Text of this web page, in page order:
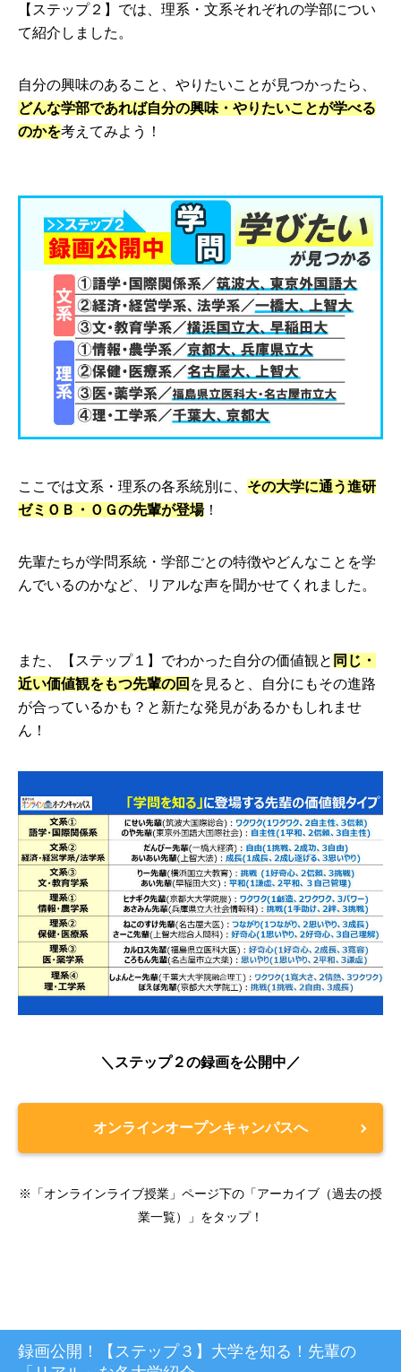
【ステップ２】では、理系・文系それぞれの学部につい
て紹介しました。
自分の興味のあること、やりたいことが見つかったら、
どんな学部であれば自分の興味・やりたいことが学べる
のかを考えてみよう！
ここでは文系・理系の各系統別に、 その大学に通う進研
ゼミＯＢ・ＯＧの先輩が登場！
先輩たちが学問系統・学部ごとの特徴やどんなことを学
んでいるのかなど、リアルな声を聞かせてくれました。
また、【ステップ１】でわかった自分の価値観と 同じ・
近い価値観をもつ先輩の回 を見ると、自分にもその進路
が合っているかも？と新たな発見があるかもしれませ
ん！
＼ステップ２の録画を公開中／
オンラインオープンキャンパスへ
※「オンラインライブ授業」ページ下の「アーカイブ（過去の授
業一覧）」をタップ！
録画公開！【ステップ３】大学を知る！先輩の